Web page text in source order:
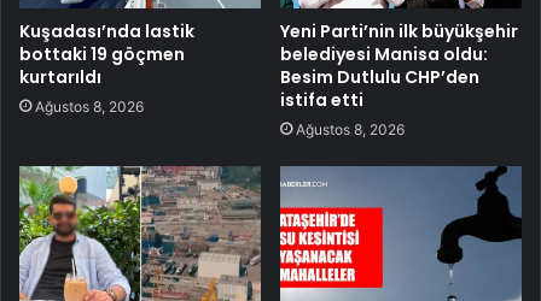
Kuşadası’nda lastik
bottaki 19 göçmen
kurtarıldı
Ağustos 8, 2026
Yeni Parti’nin ilk büyükşehir
belediyesi Manisa oldu:
Besim Dutlulu CHP’den
istifa etti
Ağustos 8, 2026